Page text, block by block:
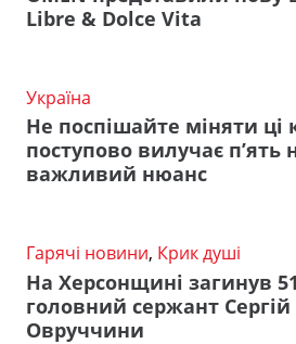
Libre & Dolce Vita
Україна
Не поспішайте міняти
поступово вилучає п’ять
важливий нюанс
Гарячі новини, Крик душі
На Херсонщині загинув
головний сержант Сергій
Овруччини